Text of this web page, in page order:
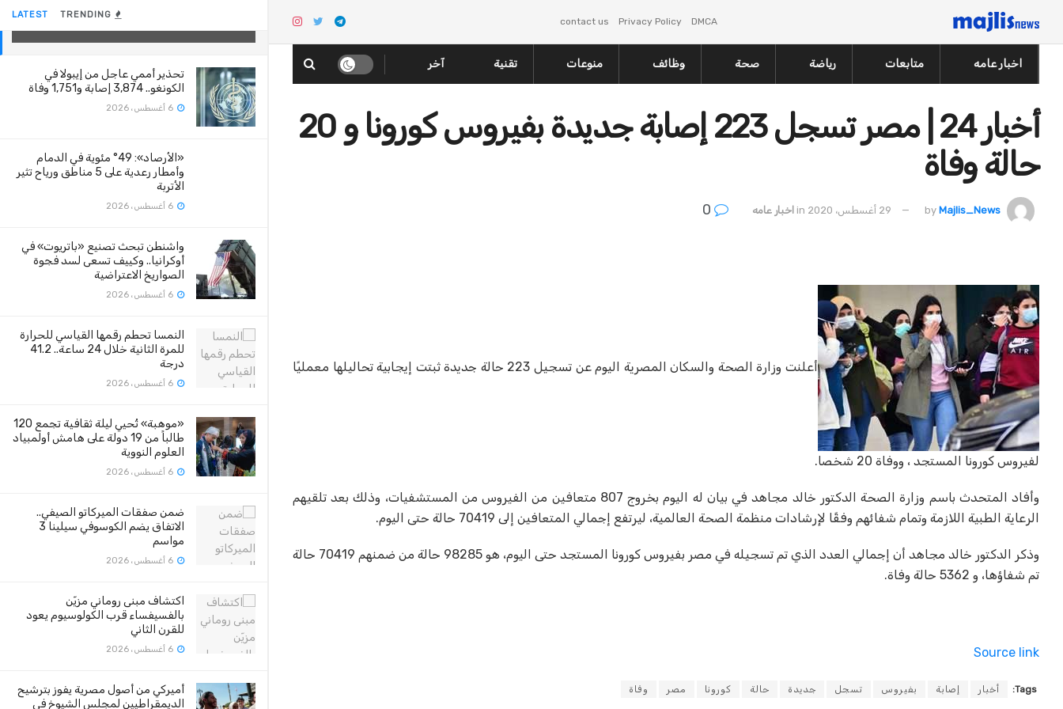
LATEST
تحذير أممي عاجل من إيبولا في
الكونغو.. 3,874 إصابة و1,751 وفاة
«الأرصاد»: 49° مئوية في الدمام
وأمطار رعدية على 5 مناطق ورياح تثير
الأتربة
واشنطن تبحث تصنيع «باتريوت» في
أوكرانيا.. وكييف تسعى لسد فجوة
الصواريخ الاعتراضية
النمسا تحطم رقمها القياسي للحرارة
للمرة الثانية خلال 24 ساعة.. 41.2
درجة
«موهبة» تُحيي ليلة ثقافية تجمع 120
طالباً من 19 دولة على هامش أولمبياد
العلوم النووية
ضمن صفقات الميركاتو الصيفي..
الاتفاق يضم الكوسوفي سيلينا 3
مواسم
اكتشاف مبنى روماني مزيّن
بالفسيفساء قرب الكولوسيوم يعود
للقرن الثاني
أميركي من أصول مصرية يفوز بترشيح
الديمقراطيين لمجلس الشيوخ في
DMCA
Privacy Policy
contact us
اخبار عامه متابعات رياضة صحة وظائف منوعات تقنية آخر
أخبار 24 | مصر تسجل 223 إصابة جديدة بفيروس كورونا و 20
حالة وفاة
by Majlis_News 29 أغسطس، 2020 in اخبار عامه
أعلنت وزارة الصحة والسكان المصرية اليوم عن تسجيل 223 حالة جديدة ثبتت إيجابية تحاليلها معمليًا
لفيروس كورونا المستجد ، ووفاة 20 شخصا.
وأفاد المتحدث باسم وزارة الصحة الدكتور خالد مجاهد في بيان له اليوم بخروج 807 متعافين من الفيروس من المستشفيات، وذلك بعد تلقيهم
الرعاية الطبية اللازمة وتمام شفائهم وفقًا لإرشادات منظمة الصحة العالمية، ليرتفع إجمالي المتعافين إلى 70419 حالة حتى اليوم.
وذكر الدكتور خالد مجاهد أن إجمالي العدد الذي تم تسجيله في مصر بفيروس كورونا المستجد حتى اليوم، هو 98285 حالة من ضمنهم 70419 حالة
تم شفاؤها، و 5362 حالة وفاة.
Source link
Tags: أخبار إصابة بفيروس تسجل جديدة حالة كورونا مصر وفاة